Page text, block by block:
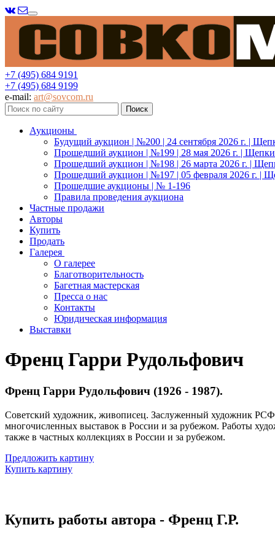
Меню
+7 (495) 684 9191
+7 (495) 684 9199
e-mail: art@sovcom.ru
Аукционы
Будущий аукцион | №200 | 24 сентября 2026 г. |
Прошедший аукцион | №199 | 28 мая 2026 г. |
Прошедший аукцион | №198 | 26 марта 2026 г. |
Прошедший аукцион | №197 | 05 февраля 2026 г. |
Прошедшие аукционы | № 1-196
Правила проведения аукциона
Частные продажи
Авторы
Купить
Продать
Галерея
О галерее
Благотворительность
Багетная мастерская
Пресса о нас
Контакты
Юридическая информация
Выставки
Френц Гарри Рудольфович
Френц Гарри Рудольфович (1926 - 1987).
Советский художник, живописец. Заслуженный художник
многочисленных выставок в России и за рубежом. Работы
также в частных коллекциях в России и за рубежом.
Предложить картину
Купить картину
Купить работы автора - Френц Г.Р.